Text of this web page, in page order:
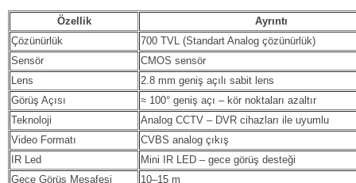
Özellik
Ayrıntı
Çözünürlük
700 TVL (Standart Analog çözünürlük)
Sensör
CMOS sensör
Lens
2.8 mm geniş açılı sabit lens
Görüş Açısı
≈ 100° geniş açı – kör noktaları azaltır
Teknoloji
Analog CCTV – DVR cihazları ile uyumlu
Video Formatı
CVBS analog çıkış
IR Led
Mini IR LED – gece görüş desteği
Gece Görüş Mesafesi
10–15 m